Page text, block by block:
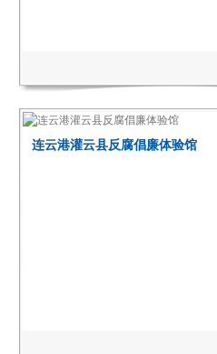
连云港灌云县反腐倡廉体验馆